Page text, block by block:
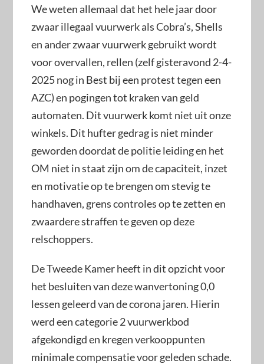
We weten allemaal dat het hele jaar door
zwaar illegaal vuurwerk als Cobra’s, Shells
en ander zwaar vuurwerk gebruikt wordt
voor overvallen, rellen (zelf gisteravond 2-4-
2025 nog in Best bij een protest tegen een
AZC) en pogingen tot kraken van geld
automaten. Dit vuurwerk komt niet uit onze
winkels. Dit hufter gedrag is niet minder
geworden doordat de politie leiding en het
OM niet in staat zijn om de capaciteit, inzet
en motivatie op te brengen om stevig te
handhaven, grens controles op te zetten en
zwaardere straffen te geven op deze
relschoppers.
De Tweede Kamer heeft in dit opzicht voor
het besluiten van deze wanvertoning 0,0
lessen geleerd van de corona jaren. Hierin
werd een categorie 2 vuurwerkbod
afgekondigd en kregen verkooppunten
minimale compensatie voor geleden schade.